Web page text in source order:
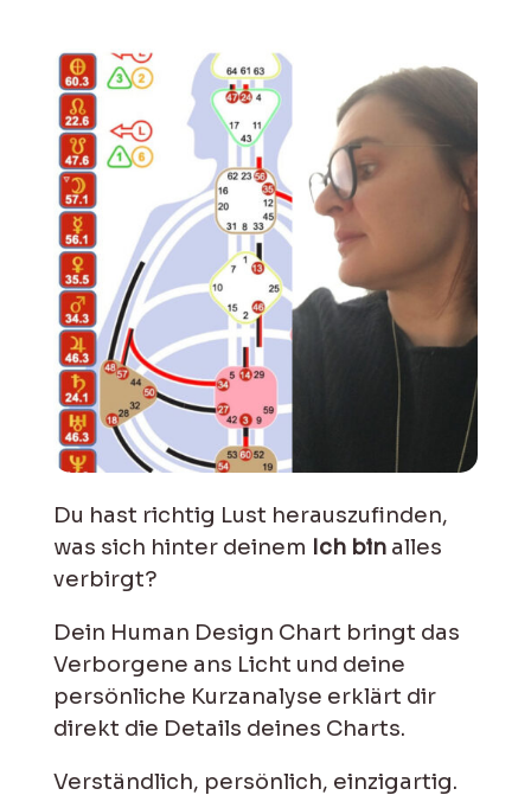
Du hast richtig Lust herauszufinden,
was sich hinter deinem Ich binalles
verbirgt?
Dein Human Design Chart bringt das
Verborgene ans Licht und deine
persönliche Kurzanalyse erklärt dir
direkt die Details deines Charts.
Verständlich, persönlich, einzigartig.